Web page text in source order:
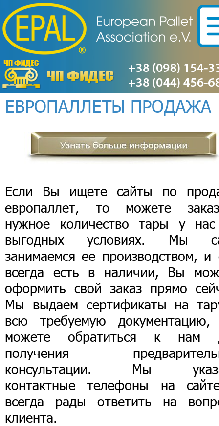
ЕВРОПАЛЛЕТЫ ПРОДАЖА
Если Вы ищете сайты по
европаллет, то можете
нужное количество тары у
выгодных условиях. Мы
занимаемся ее производством, и
всегда есть в наличии, Вы
оформить свой заказ прямо
Мы выдаем сертификаты на
всю требуемую
можете обратиться к нам
получения
консультации. Мы
контактные телефоны на
всегда рады ответить на
клиента.